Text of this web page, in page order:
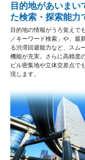
目的地があいま
た検索・探索能力
目的地の情報がうろ覚えで
／キーワード検索」や、最
る渋滞回避能力など、スム
機能が充実。さらに高精度
ビル密集地や立体交差点で
現します。